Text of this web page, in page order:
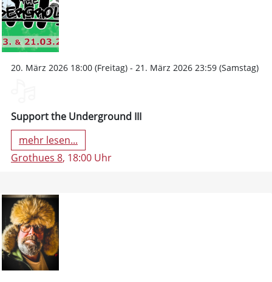
20. März 2026 18:00 (Freitag) - 21. März 2026 23:59 (Samstag)
Support the Underground III
mehr lesen...
Grothues 8, 18:00 Uhr